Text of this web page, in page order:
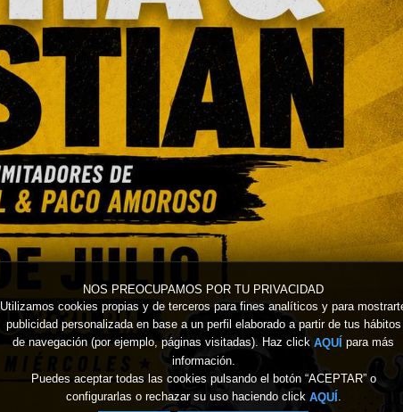
NOS PREOCUPAMOS POR TU PRIVACIDAD
Utilizamos cookies propias y de terceros para fines analíticos y para
publicidad personalizada en base a un perfil elaborado a partir de tus hábitos
de navegación (por ejemplo, páginas visitadas). Haz click AQUÍ para más
información.
Puedes aceptar todas las cookies pulsando el botón “ACEPTAR” o
configurarlas o rechazar su uso haciendo click AQUÍ